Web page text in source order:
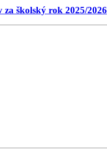
za školský rok 2025/2026